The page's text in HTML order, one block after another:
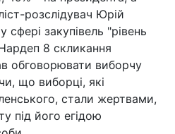
розслідувач Юрій
закупівель "рівень
8 скликання
обговорювати виборчу
що виборці, які
стали жертвами,
під його егідою